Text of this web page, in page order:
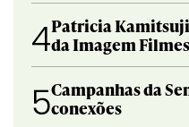
4Patricia
da Imagem Filmes
5Campanhas da
conexões